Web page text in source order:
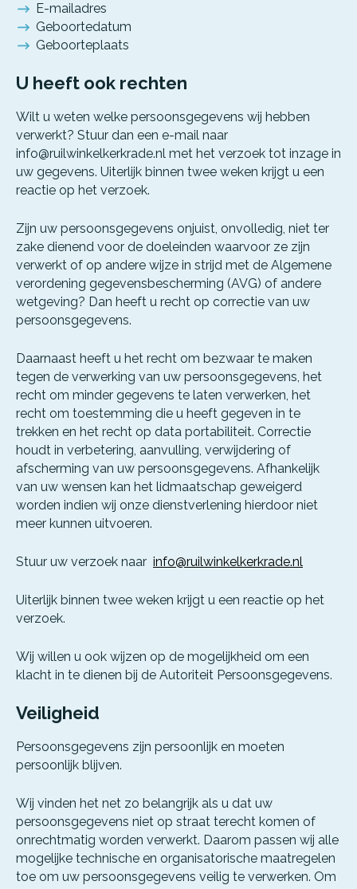
E-mailadres
Geboortedatum
Geboorteplaats
U heeft ook rechten
Wilt u weten welke persoonsgegevens wij hebben
verwerkt? Stuur dan een e-mail naar
info@ruilwinkelkerkrade.nl met het verzoek tot inzage in
uw gegevens. Uiterlijk binnen twee weken krijgt u een
reactie op het verzoek.
Zijn uw persoonsgegevens onjuist, onvolledig, niet ter
zake dienend voor de doeleinden waarvoor ze zijn
verwerkt of op andere wijze in strijd met de Algemene
verordening gegevensbescherming (AVG) of andere
wetgeving? Dan heeft u recht op correctie van uw
persoonsgegevens.
Daarnaast heeft u het recht om bezwaar te maken
tegen de verwerking van uw persoonsgegevens, het
recht om minder gegevens te laten verwerken, het
recht om toestemming die u heeft gegeven in te
trekken en het recht op data portabiliteit. Correctie
houdt in verbetering, aanvulling, verwijdering of
afscherming van uw persoonsgegevens. Afhankelijk
van uw wensen kan het lidmaatschap geweigerd
worden indien wij onze dienstverlening hierdoor niet
meer kunnen uitvoeren.
Stuur uw verzoek naar info@ruilwinkelkerkrade.nl
Uiterlijk binnen twee weken krijgt u een reactie op het
verzoek.
Wij willen u ook wijzen op de mogelijkheid om een
klacht in te dienen bij de Autoriteit Persoonsgegevens.
Veiligheid
Persoonsgegevens zijn persoonlijk en moeten
persoonlijk blijven.
Wij vinden het net zo belangrijk als u dat uw
persoonsgegevens niet op straat terecht komen of
onrechtmatig worden verwerkt. Daarom passen wij alle
mogelijke technische en organisatorische maatregelen
toe om uw persoonsgegevens veilig te verwerken. Om